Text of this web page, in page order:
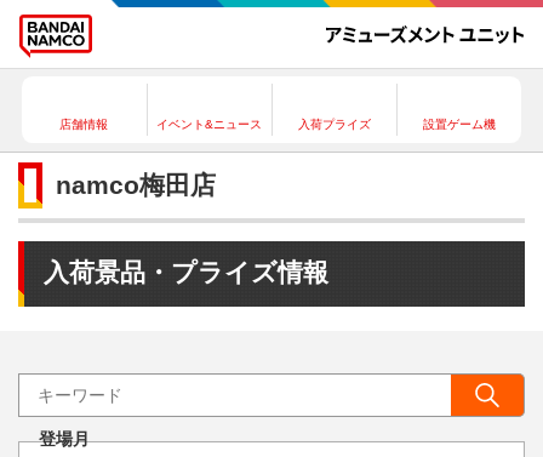
店舗情報 イベント&ニュース 入荷プライズ 設置ゲーム機
namco梅田店
入荷景品・プライズ情報
登場月